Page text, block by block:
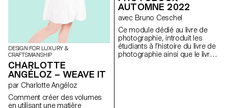
DESIGN FOR LUXURY &
CRAFTSMANSHIP
CHARLOTTE
ANGÉLOZ – WEAVE IT
par Charlotte Angéloz
Comment créer des volumes
en utilisant une matière
AUTOMNE 2022
avec Bruno Ceschel
Ce module dédié au livre de
photographie, introduit les
étudiants à l’histoire du livre de
photographie ainsi que le livre